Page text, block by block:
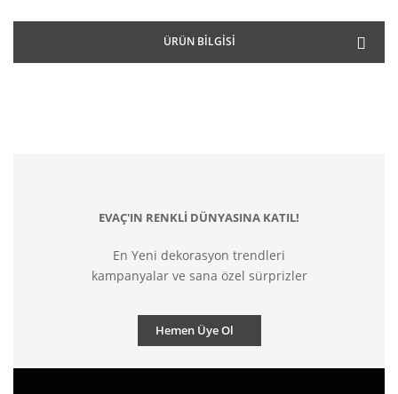
ÜRÜN BILGISI
EVAÇ'IN RENKLİ DÜNYASINA KATIL!
En Yeni dekorasyon trendleri
kampanyalar ve sana özel sürprizler
Hemen Üye Ol